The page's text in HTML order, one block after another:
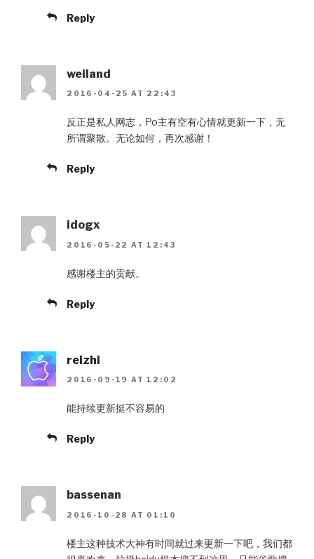
Reply
weiland
2016-04-25 AT 22:43
反正是私人网志，Po主有空有心情就更新一下，无
所谓聚散。无论如何，再次感谢！
Reply
idogx
2016-05-22 AT 12:43
感谢楼主的贡献。
Reply
reizhi
2016-09-19 AT 12:02
能持续更新挺不容易的
Reply
bassenan
2016-10-28 AT 01:10
楼主这种技术大神有时间就过来更新一下吧，我们都